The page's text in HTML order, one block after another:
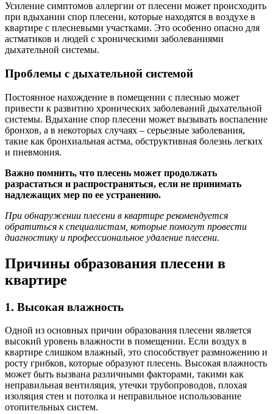
Усиление симптомов аллергии от плесени может происходить
при вдыхании спор плесени, которые находятся в воздухе в
квартире с плесневыми участками. Это особенно опасно для
астматиков и людей с хроническими заболеваниями
дыхательной системы.
Проблемы с дыхательной системой
Постоянное нахождение в помещении с плеснью может
привести к развитию хронических заболеваний дыхательной
системы. Вдыхание спор плесени может вызывать воспаление
бронхов, а в некоторых случаях – серьезные заболевания,
такие как бронхиальная астма, обструктивная болезнь легких
и пневмония.
Важно помнить, что плесень может продолжать
разрастаться и распространяться, если не принимать
надлежащих мер по ее устранению.
При обнаружении плесени в квартире рекомендуется
обратиться к специалистам, которые помогут провести
диагностику и профессиональное удаление плесени.
Причины образования плесени в
квартире
1. Высокая влажность
Одной из основных причин образования плесени является
высокий уровень влажности в помещении. Если воздух в
квартире слишком влажный, это способствует размножению и
росту грибков, которые образуют плесень. Высокая влажность
может быть вызвана различными факторами, такими как
неправильная вентиляция, утечки трубопроводов, плохая
изоляция стен и потолка и неправильное использование
отопительных систем.